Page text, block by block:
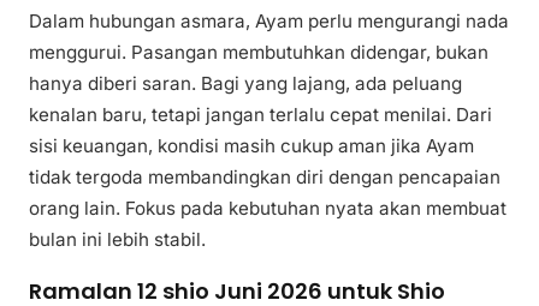
Dalam hubungan asmara, Ayam perlu mengurangi nada
menggurui. Pasangan membutuhkan didengar, bukan
hanya diberi saran. Bagi yang lajang, ada peluang
kenalan baru, tetapi jangan terlalu cepat menilai. Dari
sisi keuangan, kondisi masih cukup aman jika Ayam
tidak tergoda membandingkan diri dengan pencapaian
orang lain. Fokus pada kebutuhan nyata akan membuat
bulan ini lebih stabil.
Ramalan 12 shio Juni 2026 untuk Shio